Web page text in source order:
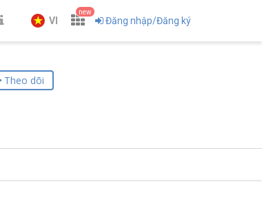
VI
new
Đăng nhập/Đăng ký
Theo dõi